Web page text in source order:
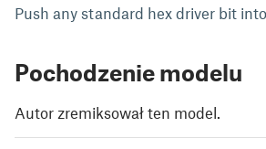
Push any standard hex driver bit
Pochodzenie modelu
Autor zremiksował ten model.